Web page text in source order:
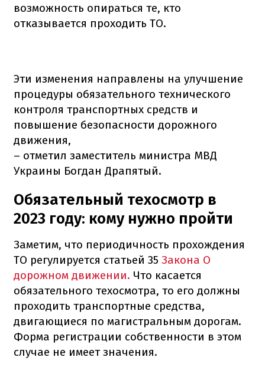
возможность опираться те, кто
отказывается проходить ТО.
Эти изменения направлены на улучшение
процедуры обязательного технического
контроля транспортных средств и
повышение безопасности дорожного
движения,
– отметил заместитель министра МВД
Украины Богдан Драпятый.
Обязательный техосмотр в
2023 году: кому нужно пройти
Заметим, что периодичность прохождения
ТО регулируется статьей 35 Закона О
дорожном движении. Что касается
обязательного техосмотра, то его должны
проходить транспортные средства,
двигающиеся по магистральным дорогам.
Форма регистрации собственности в этом
случае не имеет значения.